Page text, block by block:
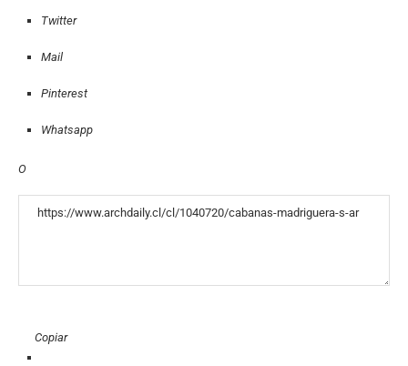
Twitter
Mail
Pinterest
Whatsapp
O
Copiar